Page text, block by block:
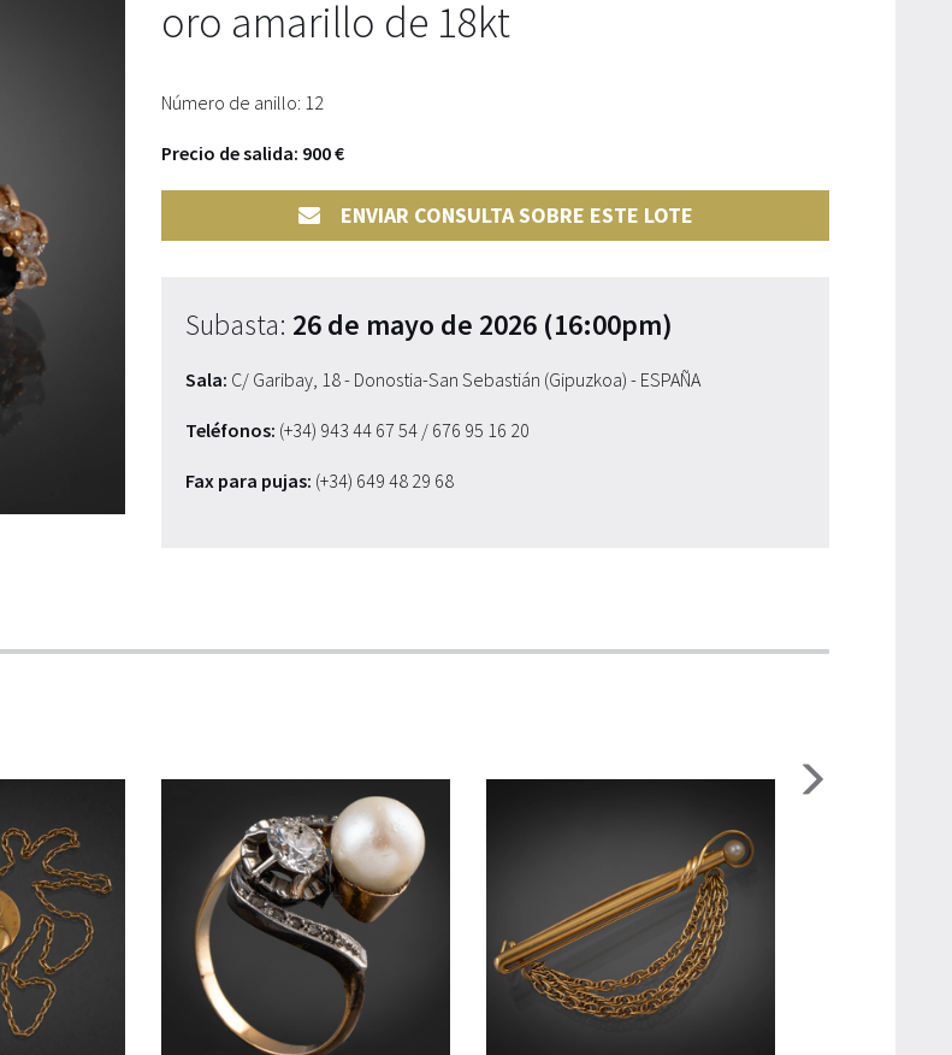
oro amarillo de 18kt
Número de anillo: 12
Precio de salida: 900 €
ENVIAR CONSULTA SOBRE ESTE LOTE
Subasta: 26 de mayo de 2026 (16:00pm)
Sala: C/ Garibay, 18 - Donostia-San Sebastián (Gipuzkoa) - ESPAÑA
Teléfonos: (+34) 943 44 67 54 / 676 95 16 20
Fax para pujas: (+34) 649 48 29 68